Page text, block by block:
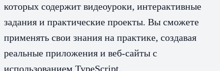
которых содержит видеоуроки, интерактивные
задания и практические проекты. Вы сможете
применять свои знания на практике, создавая
реальные приложения и веб-сайты с
использованием TypeScript.